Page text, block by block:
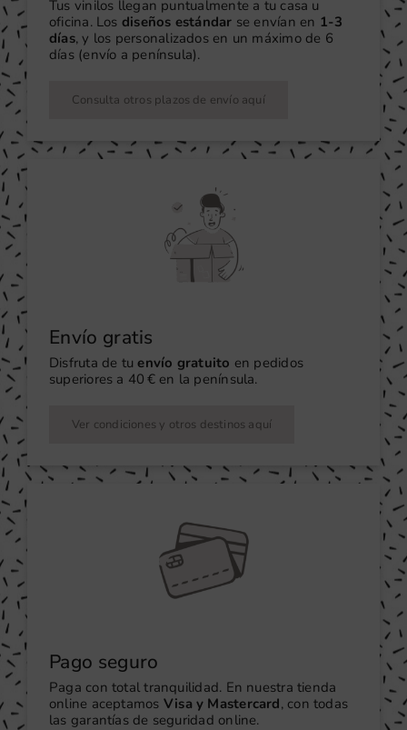
Tus vinilos llegan puntualmente a tu casa u
oficina. Los diseños estándar se envían en 1-3
días, y los personalizados en un máximo de 6
días (envío a península).
Consulta otros plazos de envío aquí
Envío gratis
Disfruta de tu envío gratuito en pedidos
superiores a 40 € en la península.
Ver condiciones y otros destinos aquí
Pago seguro
Paga con total tranquilidad. En nuestra tienda
online aceptamos Visa y Mastercard, con todas
las garantías de seguridad online.